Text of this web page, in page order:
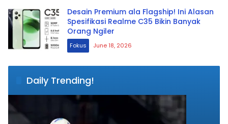
Desain Premium ala Flagship! Ini Alasan
Spesifikasi Realme C35 Bikin Banyak
Orang Ngiler
Fokus June 18, 2026
Daily Trending!